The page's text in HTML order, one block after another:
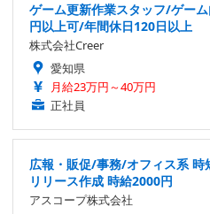
ゲーム更新作業スタッフ/ゲー
円以上可/年間休日120日以上
株式会社Creer
愛知県
月給23万円～40万円
正社員
広報・販促/事務/オフィス系 時
リリース作成 時給2000円
アスコープ株式会社